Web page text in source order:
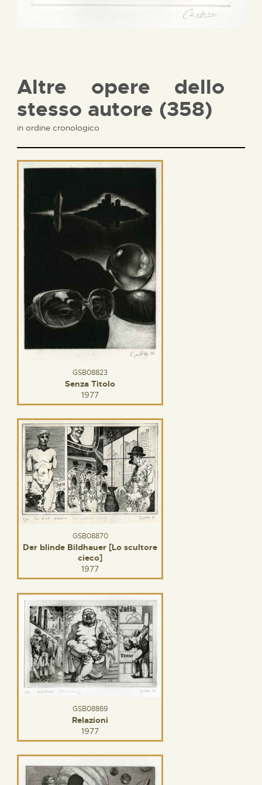
Altre opere dello
stesso autore (358)
in ordine cronologico
GSB08823
Senza Titolo
1977
GSB08870
Der blinde Bildhauer [Lo scultore
cieco]
1977
GSB08869
Relazioni
1977